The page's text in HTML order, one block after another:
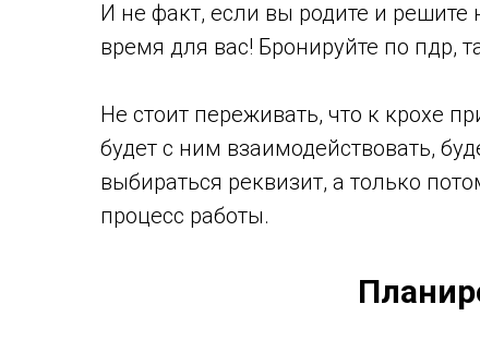
И не факт, если вы родите и решите
время для вас! Бронируйте по пдр,
Не стоит переживать, что к крохе
будет с ним взаимодействовать,
выбираться реквизит, а только
процесс работы.